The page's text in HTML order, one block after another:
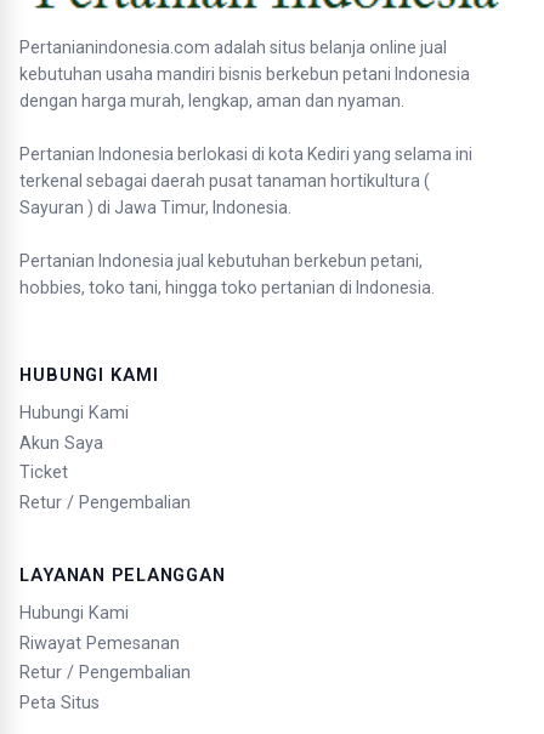
Pertanianindonesia.com adalah situs belanja online jual
kebutuhan usaha mandiri bisnis berkebun petani Indonesia
dengan harga murah, lengkap, aman dan nyaman.
Pertanian Indonesia berlokasi di kota Kediri yang selama ini
terkenal sebagai daerah pusat tanaman hortikultura (
Sayuran ) di Jawa Timur, Indonesia.
Pertanian Indonesia jual kebutuhan berkebun petani,
hobbies, toko tani, hingga toko pertanian di Indonesia.
HUBUNGI KAMI
Hubungi Kami
Akun Saya
Ticket
Retur / Pengembalian
LAYANAN PELANGGAN
Hubungi Kami
Riwayat Pemesanan
Retur / Pengembalian
Peta Situs